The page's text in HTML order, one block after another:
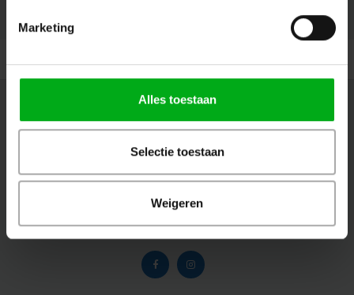
Marketing
Alles toestaan
Selectie toestaan
Weigeren
© Copyright 2026 Megalight - Theme by
produits